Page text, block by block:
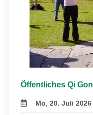
Öffentliches Qi
Mo, 20. Juli 2026